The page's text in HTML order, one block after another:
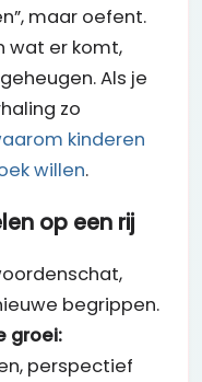
maar oefent.
wat er komt,
Als je
zo
kinderen
willen.
op een rij
begrippen.
groei:
perspectief